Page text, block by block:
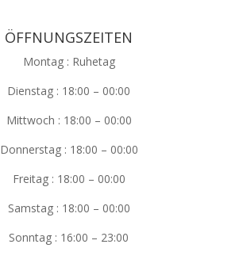
ÖFFNUNGSZEITEN
Montag : Ruhetag
Dienstag : 18:00 – 00:00
Mittwoch : 18:00 – 00:00
Donnerstag : 18:00 – 00:00
Freitag : 18:00 – 00:00
Samstag : 18:00 – 00:00
Sonntag : 16:00 – 23:00